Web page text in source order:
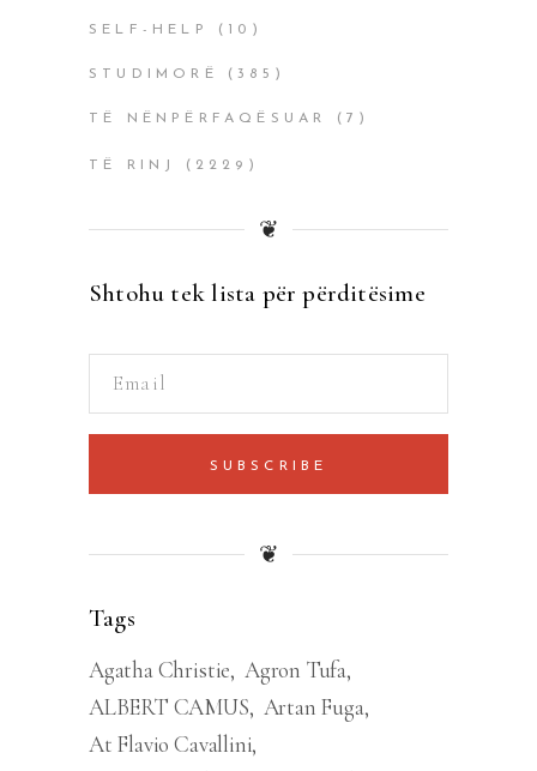
SELF-HELP (10)
STUDIMORË (385)
TË NËNPËRFAQËSUAR (7)
TË RINJ (2229)
❦
Shtohu tek lista për përditësime
SUBSCRIBE
❦
Tags
Agatha Christie Agron Tufa
ALBERT CAMUS Artan Fuga
At Flavio Cavallini